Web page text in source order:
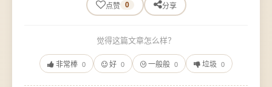
点赞 0 分享
觉得这篇文章怎么样？
非常棒 0 好 0 一般般 0 垃圾 0